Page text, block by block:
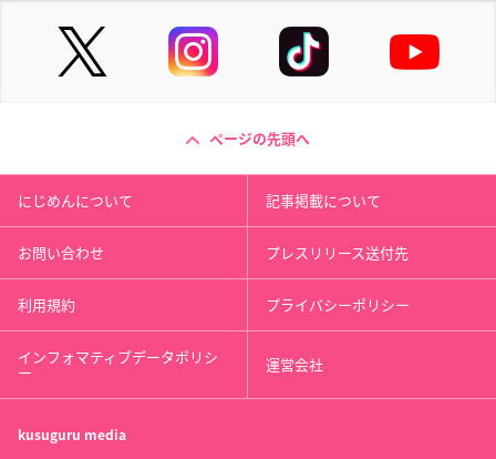
ページの先頭へ
にじめんについて 記事掲載について
お問い合わせ プレスリリース送付先
利用規約 プライバシーポリシー
インフォマティブデータポリシ
ー 運営会社
kusuguru media